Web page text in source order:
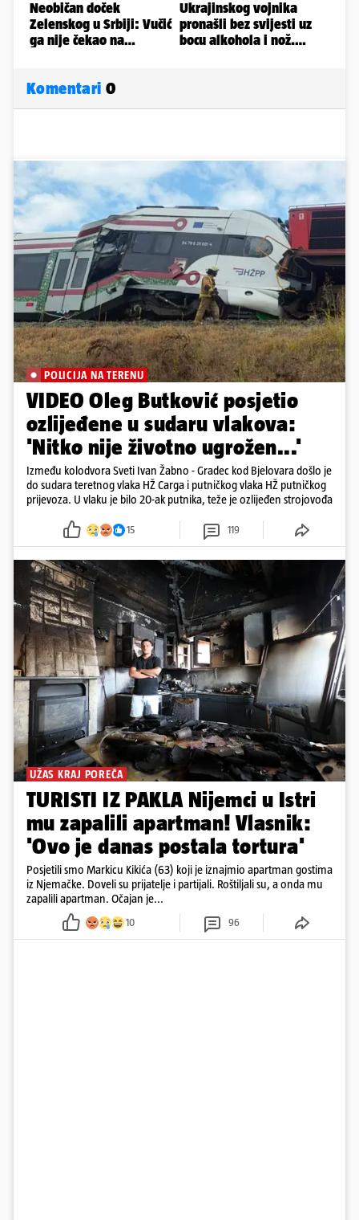
Komentari 0
POLICIJA NA TERENU
VIDEO Oleg Butković posjetio
ozlijeđene u sudaru vlakova:
'Nitko nije životno ugrožen...'
Između kolodvora Sveti Ivan Žabno - Gradec kod Bjelovara došlo je
do sudara teretnog vlaka HŽ Carga i putničkog vlaka HŽ putničkog
prijevoza. U vlaku je bilo 20-ak putnika, teže je ozlijeđen strojovođa
15 119
UŽAS KRAJ POREČA
TURISTI IZ PAKLA Nijemci u Istri
mu zapalili apartman! Vlasnik:
'Ovo je danas postala tortura'
Posjetili smo Markicu Kikića (63) koji je iznajmio apartman gostima
iz Njemačke. Doveli su prijatelje i partijali. Roštiljali su, a onda mu
zapalili apartman. Očajan je...
10 96